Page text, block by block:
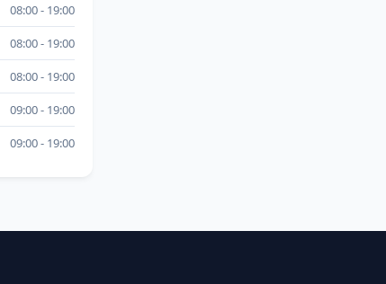
08:00 19:00
08:00 19:00
08:00 19:00
09:00 19:00
09:00 19:00